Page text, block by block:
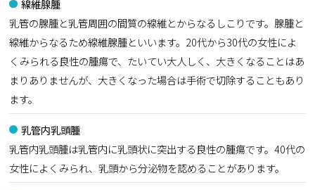
線維腺腫
乳管の腺腫と乳管周囲の間質の線維とからなるしこりです。腺腫と
線維からなるため線維腺腫といいます。20代から30代の女性によ
くみられる良性の腫瘍で、たいてい大人しく、大きくなることはあ
まりありませんが、大きくなった場合は手術で切除することもあり
ます。
乳管内乳頭腫
乳管内乳頭腫は乳管内に乳頭状に突出する良性の腫瘍です。40代の
女性によくみられ、乳頭から分泌物を認めることがあります。